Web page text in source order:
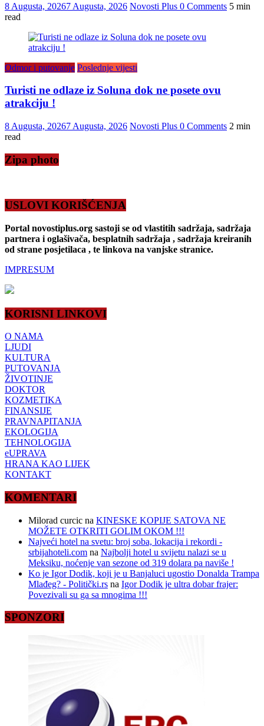
8 Augusta, 20267 Augusta, 2026 Novosti Plus 0 Comments 5 min
read
Odmor i putovanje Poslednje vijesti
Turisti ne odlaze iz Soluna dok ne posete ovu
atrakciju !
8 Augusta, 20267 Augusta, 2026 Novosti Plus 0 Comments 2 min
read
Zipa photo
USLOVI KORIŠĆENJA
Portal novostiplus.org sastoji se od vlastitih sadržaja, sadržaja
partnera i oglašivača, besplatnih sadržaja , sadržaja kreiranih
od strane posjetilaca , te linkova na vanjske stranice.
IMPRESUM
KORISNI LINKOVI
O NAMA
LJUDI
KULTURA
PUTOVANJA
ŽIVOTINJE
DOKTOR
KOZMETIKA
FINANSIJE
PRAVNAPITANJA
EKOLOGIJA
TEHNOLOGIJA
eUPRAVA
HRANA KAO LIJEK
KONTAKT
KOMENTARI
Milorad curcic na KINESKE KOPIJE SATOVA NE
MOŽETE OTKRITI GOLIM OKOM !!!
Najveći hotel na svetu: broj soba, lokacija i rekordi -
srbijahoteli.com na Najbolji hotel u svijetu nalazi se u
Meksiku, noćenje van sezone od 319 dolara pa naviše !
Ko je Igor Dodik, koji je u Banjaluci ugostio Donalda Trampa
Mlađeg? - Politički.rs na Igor Dodik je ultra dobar frajer:
Povezivali su ga sa mnogima !!!
SPONZORI